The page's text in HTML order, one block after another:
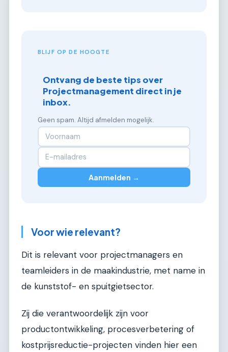
BLIJF OP DE HOOGTE
Ontvang de beste tips over
Projectmanagement direct in je
inbox.
Geen spam. Altijd afmelden mogelijk.
Aanmelden →
Voor wie relevant?
Dit is relevant voor projectmanagers en
teamleiders in de maakindustrie, met name in
de kunststof- en spuitgietsector.
Zij die verantwoordelijk zijn voor
productontwikkeling, procesverbetering of
kostprijsreductie-projecten vinden hier een